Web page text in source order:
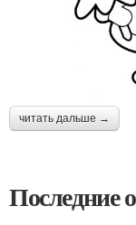
читать дальше →
Последние